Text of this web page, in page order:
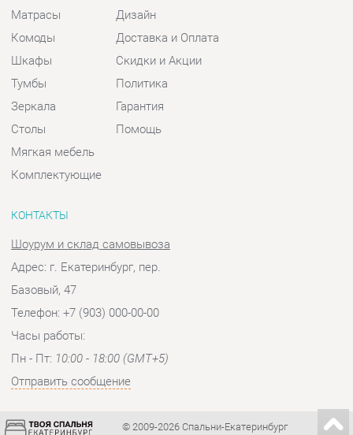
Столы
Мягкая мебель
Комплектующие
Помощь
Шоурум и склад самовывоза
Адрес: г. Екатеринбург, пер.
Базовый, 47
Часы работы: